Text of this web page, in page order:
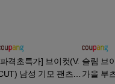
격초특가] 브이컷(V.
남성 기모 팬츠 3
슬림 브
가을 부